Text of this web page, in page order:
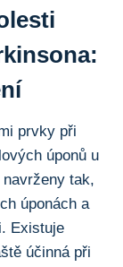
prvky při
úponů u
tak,
úponách a
Existuje
účinná při